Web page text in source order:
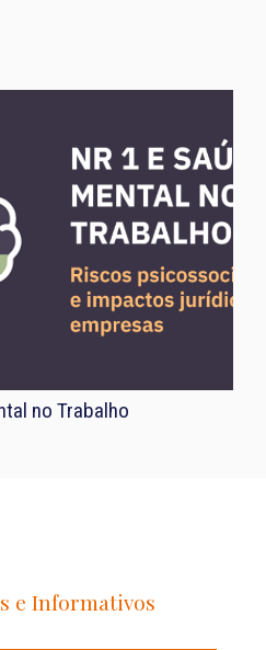
no Trabalho
e Informativos